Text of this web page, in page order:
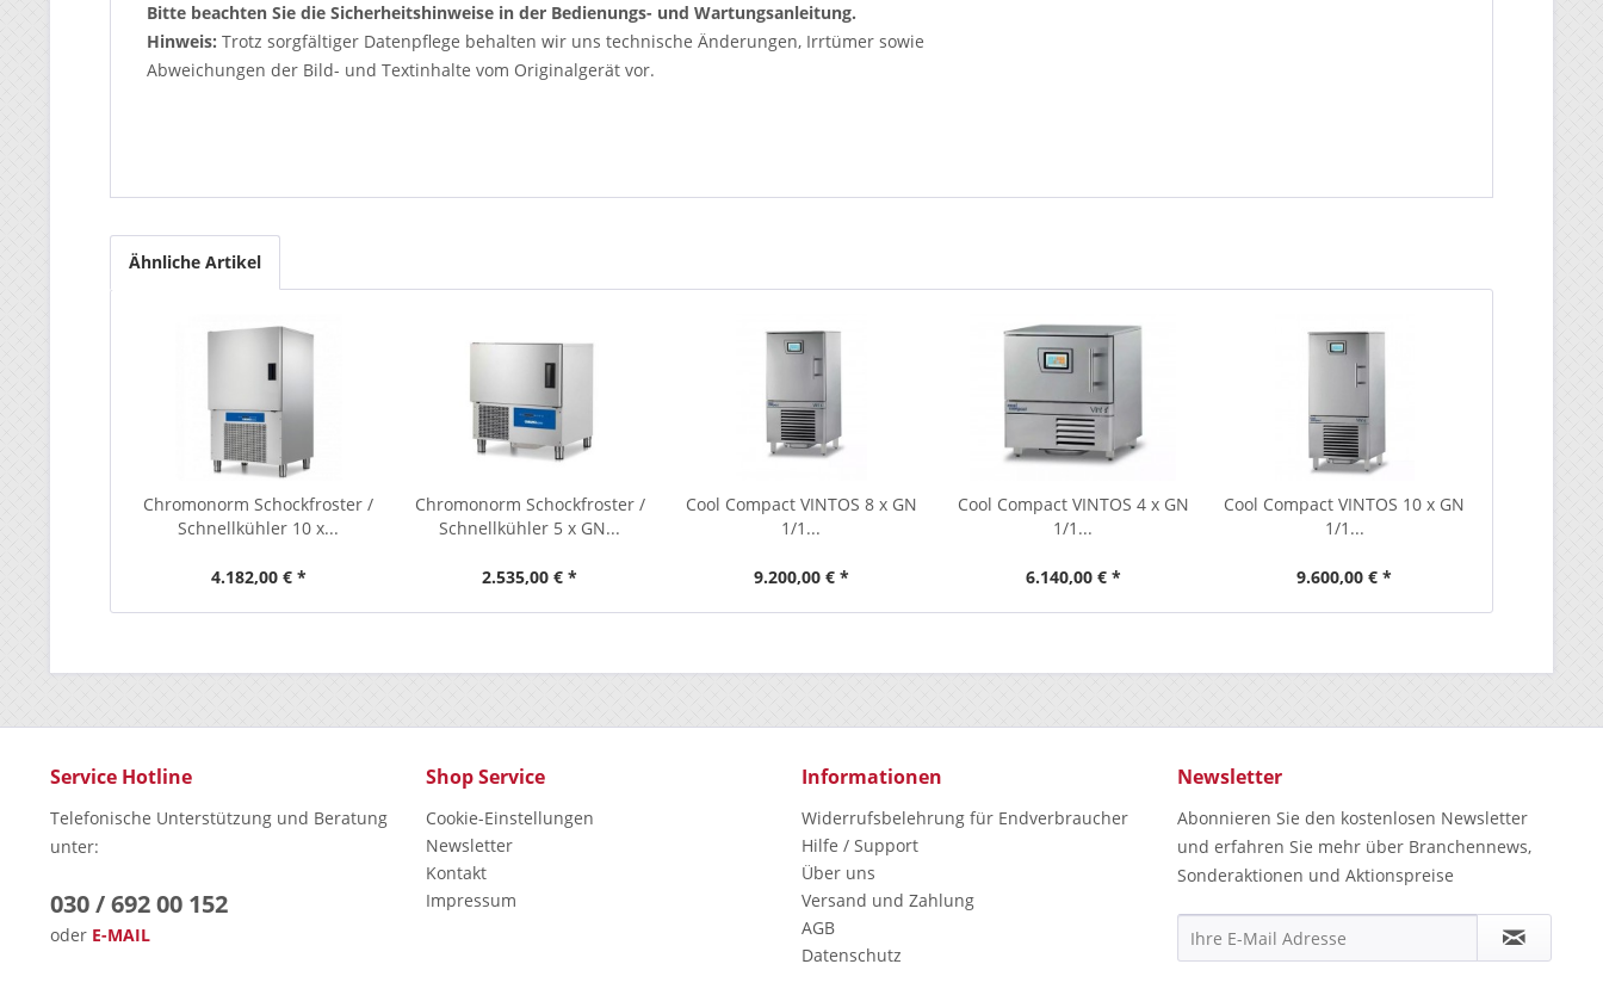
Bitte beachten Sie die Sicherheitshinweise in der Bedienungs- und Wartungsanleitung.
Hinweis: Trotz sorgfältiger Datenpflege behalten wir uns technische Änderungen, Irrtümer sowie
Abweichungen der Bild- und Textinhalte vom Originalgerät vor.
Ähnliche Artikel
Chromonorm Schockfroster /
Schnellkühler 10 x...
4.182,00 € *
Chromonorm Schockfroster /
Schnellkühler 5 x GN...
2.535,00 € *
Cool Compact VINTOS 8 x GN
1/1...
9.200,00 € *
Cool Compact VINTOS 4 x GN
1/1...
6.140,00 € *
Cool Compact VINTOS 10 x GN
1/1...
9.600,00 € *
Service Hotline
Telefonische Unterstützung und Beratung
unter:
030 / 692 00 152
oder E-MAIL
Shop Service
Cookie-Einstellungen
Newsletter
Kontakt
Impressum
Informationen
Widerrufsbelehrung für Endverbraucher
Hilfe / Support
Über uns
Versand und Zahlung
AGB
Datenschutz
Newsletter
Abonnieren Sie den kostenlosen Newsletter
und erfahren Sie mehr über Branchennews,
Sonderaktionen und Aktionspreise